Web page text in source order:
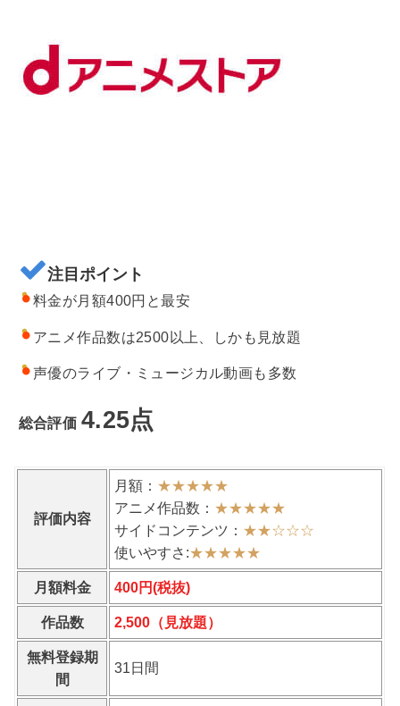
注目ポイント
料金が月額400円と最安
アニメ作品数は2500以上、しかも見放題
声優のライブ・ミュージカル動画も多数
総合評価 4.25点
評価内容
月額： ★★★★★
アニメ作品数： ★★★★★
サイドコンテンツ： ★★☆☆☆
使いやすさ:★★★★★
月額料金 400円(税抜)
作品数 2,500（見放題）
無料登録期
間
31日間